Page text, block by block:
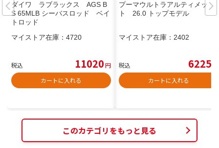
ダイワ ラブラックス AGS B
S 65MLB シーバスロッド ベイ
トロッド
マイストア在庫： 4720
税込 11020円
カートに入れる
プーマウルトラアルティメッ
ト 26.0 トップモデル
マイストア在庫： 2402
税込 6225
カートに入れる
このカテゴリをもっと見る